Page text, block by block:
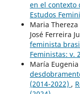
en el contexto
Estudos
Maria
José Ferreira
feminista
Feministas: v.
María Eugenia
(2014-2022) ,